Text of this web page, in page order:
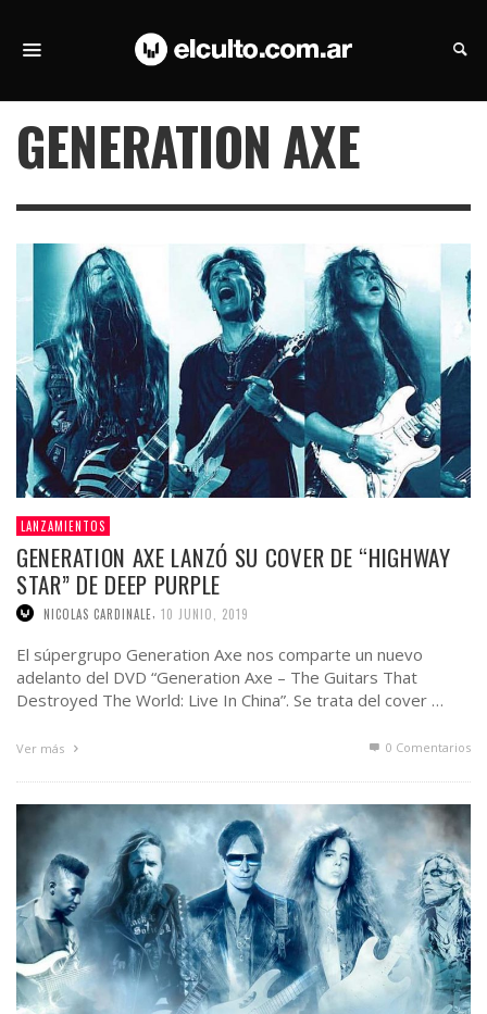
GENERATION AXE
LANZAMIENTOS
GENERATION AXE LANZÓ SU COVER DE “HIGHWAY
STAR” DE DEEP PURPLE
NICOLAS CARDINALE 10 JUNIO, 2019
El súpergrupo Generation Axe nos comparte un nuevo
adelanto del DVD “Generation Axe – The Guitars That
Destroyed The World: Live In China”. Se trata del cover …
Ver más 0 Comentarios